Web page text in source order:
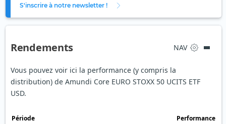
S'inscrire à notre newsletter !
Rendements NAV
Vous pouvez voir ici la performance (y compris la
distribution) de Amundi Core EURO STOXX 50 UCITS ETF
USD.
Période Performance